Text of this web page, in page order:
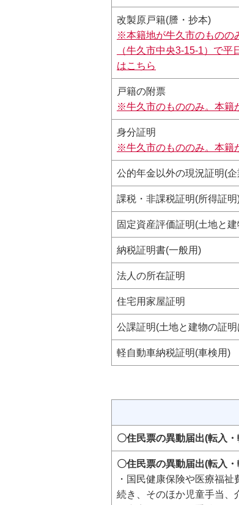
改製原戸籍(謄・抄本)
※本籍地が牛久市のものの
（牛久市中央3-15-1）で
はこちら
戸籍の附票
※牛久市のもののみ。本籍
身分証明
※牛久市のもののみ。本籍
公的年金以外の現況証明(
課税・非課税証明(所得証明
固定資産評価証明(土地と
納税証明書(一般用)
法人の所在証明
住宅用家屋証明
公課証明(土地と建物の証
軽自動車納税証明(車検用)
〇住民票の異動届出(転入
〇住民票の異動届出(転入
・国民健康保険や医療福
続き、そのほか児童手当、